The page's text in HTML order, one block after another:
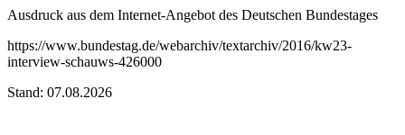
Ausdruck aus dem Internet-Angebot des Deutschen Bundestages
https://www.bundestag.de/webarchiv/textarchiv/2016/kw23-
interview-schauws-426000
Stand: 07.08.2026